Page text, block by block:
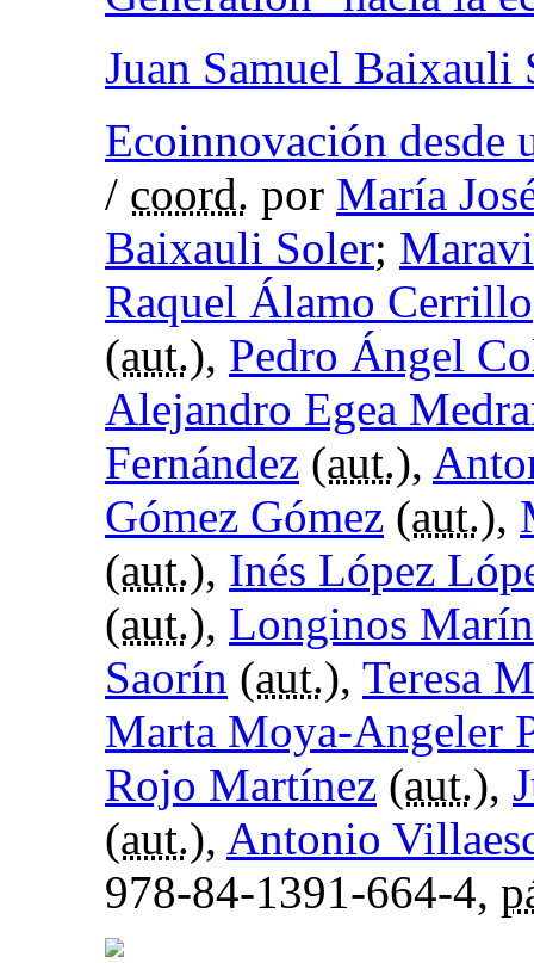
Juan Samuel Baixauli
Ecoinnovación desde
/ coord. por María
Baixauli Soler;
Raquel Álamo Cerrillo
(aut.), Pedro Ángel
Alejandro Egea
Fernández (aut.),
Gómez Gómez (aut.),
(aut.), Inés López
(aut.), Longinos
Saorín (aut.), Teresa
Marta Moya-Angeler
Rojo Martínez (aut.),
(aut.), Antonio
978-84-1391-664-4,